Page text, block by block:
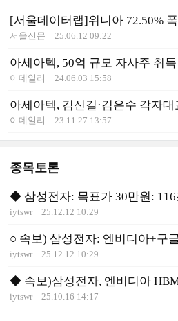
[서울데이터랩]위니아 72.50%
서울신문 25.06.12 09:22
아세아텍, 50억 규모 자사주 취
이데일리 24.06.03 15:58
아세아텍, 김신길·김은수 각자
이데일리 23.11.27 13:57
종목토론
◆ 삼성전자: 목표가 30만원: 116
iytswr 25.12.12 10:29
iytswr 25.12.12 10:29
iytswr 25.10.16 14:17